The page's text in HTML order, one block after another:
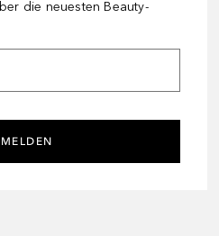
die neuesten Beauty-